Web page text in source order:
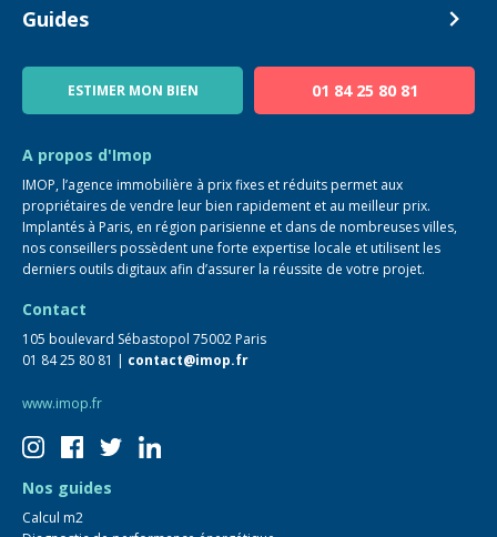
Devenir Conseiller
Guides
Blog
ESTIMER MON BIEN 01 84 25 80 81
A propos d'Imop
IMOP, l’agence immobilière à prix fixes et réduits permet aux
propriétaires de vendre leur bien rapidement et au meilleur prix.
Implantés à Paris, en région parisienne et dans de nombreuses villes,
nos conseillers possèdent une forte expertise locale et utilisent les
derniers outils digitaux afin d’assurer la réussite de votre projet.
Contact
105 boulevard Sébastopol 75002 Paris
01 84 25 80 81 | contact@imop.fr
www.imop.fr
Nos guides
Calcul m2